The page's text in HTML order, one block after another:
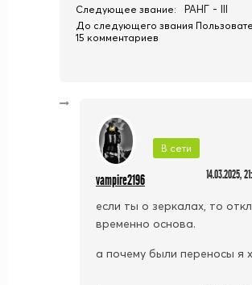
Следующее звание: РАНГ - III
До следующего звания
15 комментариев
В сети
vampire2196 14.03.2025,
если ты о зеркалах, то
временно основа.
а почему были переносы я